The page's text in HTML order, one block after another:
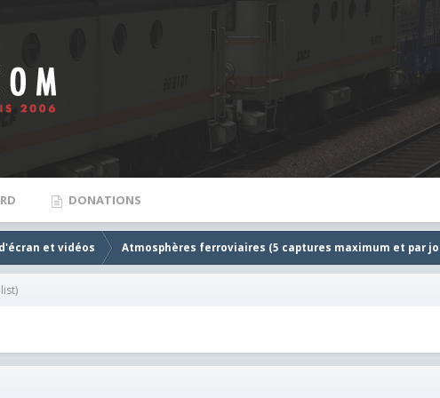
DONATIONS
et vidéos Atmosphères ferroviaires (5 captures maximum et par